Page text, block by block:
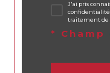
J'ai pris
confidentialité
traitement de
*